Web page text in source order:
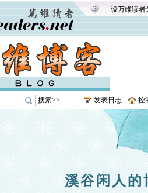
设万维读者
搜索>> 发表日志 控
溪谷闲人的